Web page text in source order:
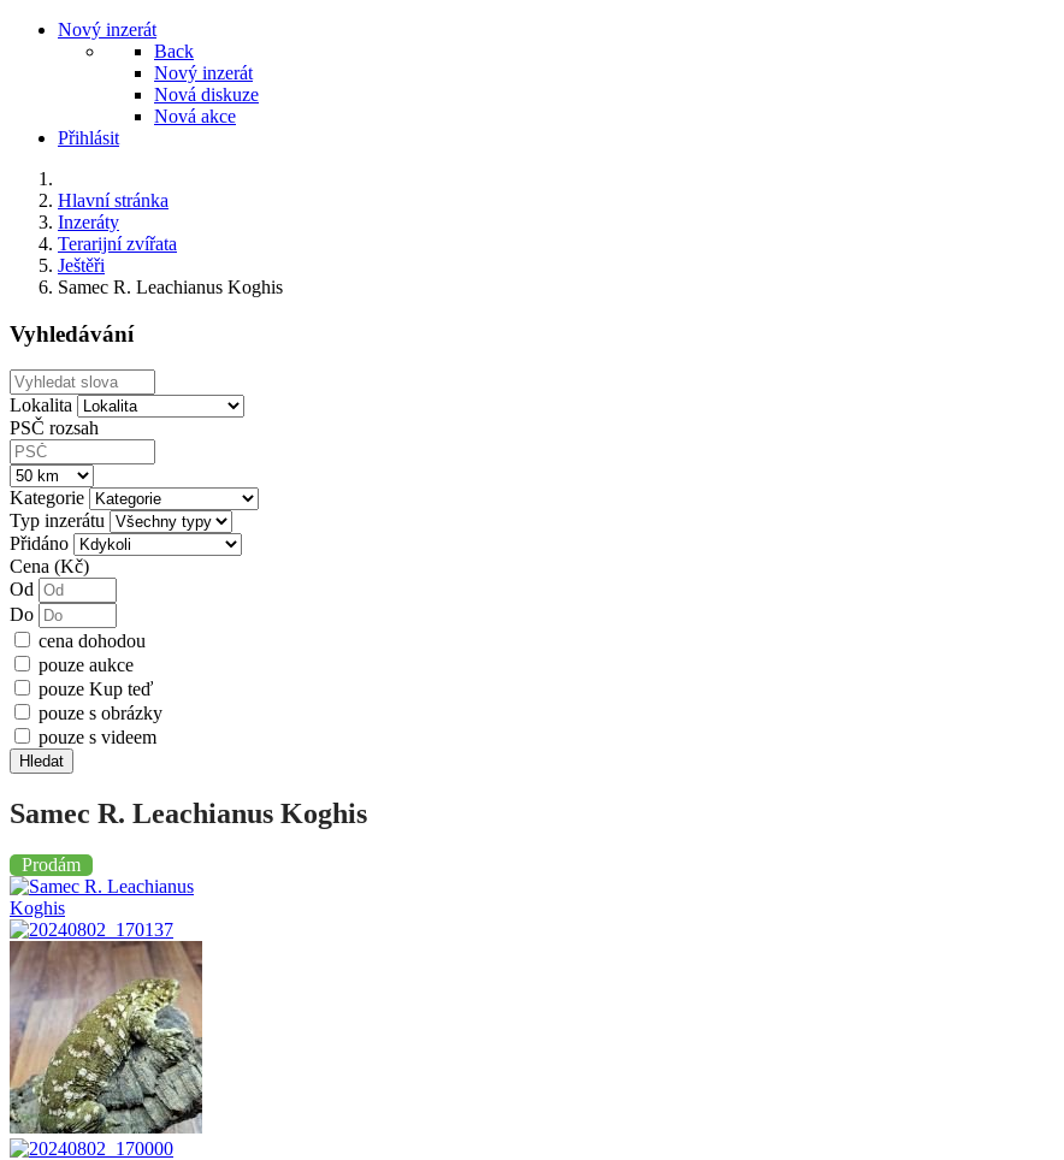
Nový inzerát
Back
Nový inzerát
Nová diskuze
Nová akce
Přihlásit
Hlavní stránka
Inzeráty
Terarijní zvířata
Ještěři
Samec R. Leachianus Koghis
Vyhledávání
Lokalita
PSČ rozsah
Kategorie
Typ inzerátu
Přidáno
Cena (Kč)
Od
Do
cena dohodou
pouze aukce
pouze Kup teď
pouze s obrázky
pouze s videem
Hledat
Samec R. Leachianus Koghis
Prodám